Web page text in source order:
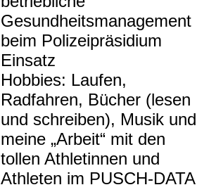
Gesundheitsmanagement
beim Polizeipräsidium
Einsatz
Hobbies: Laufen,
Radfahren, Bücher (lesen
und schreiben), Musik und
meine „Arbeit“ mit den
tollen Athletinnen und
Athleten im PUSCH-DATA